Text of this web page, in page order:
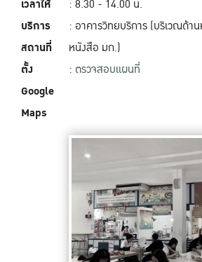
เวลาให้
บริการ
สถานที่
ตั้ง
Google
Maps
: 8.30 - 14.00 น.
: อาคารวิทยบริการ (บริเวณด้า
หนังสือ มก.)
: ตรวจสอบแผนที่